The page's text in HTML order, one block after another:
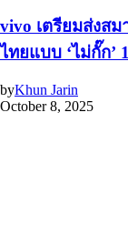
vivo เตรียมส่งส
ไทยแบบ ‘ไม่กั๊ก’
byKhun Jarin
October 8, 2025